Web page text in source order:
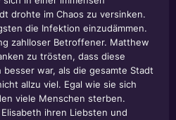
drohte im Chaos zu versinken.
die Infektion einzudämmen.
zahlloser Betroffener. Matthew
zu trösten, dass diese
war, als die gesamte Stadt
allzu viel. Egal wie sie sich
viele Menschen sterben.
ihren Liebsten und